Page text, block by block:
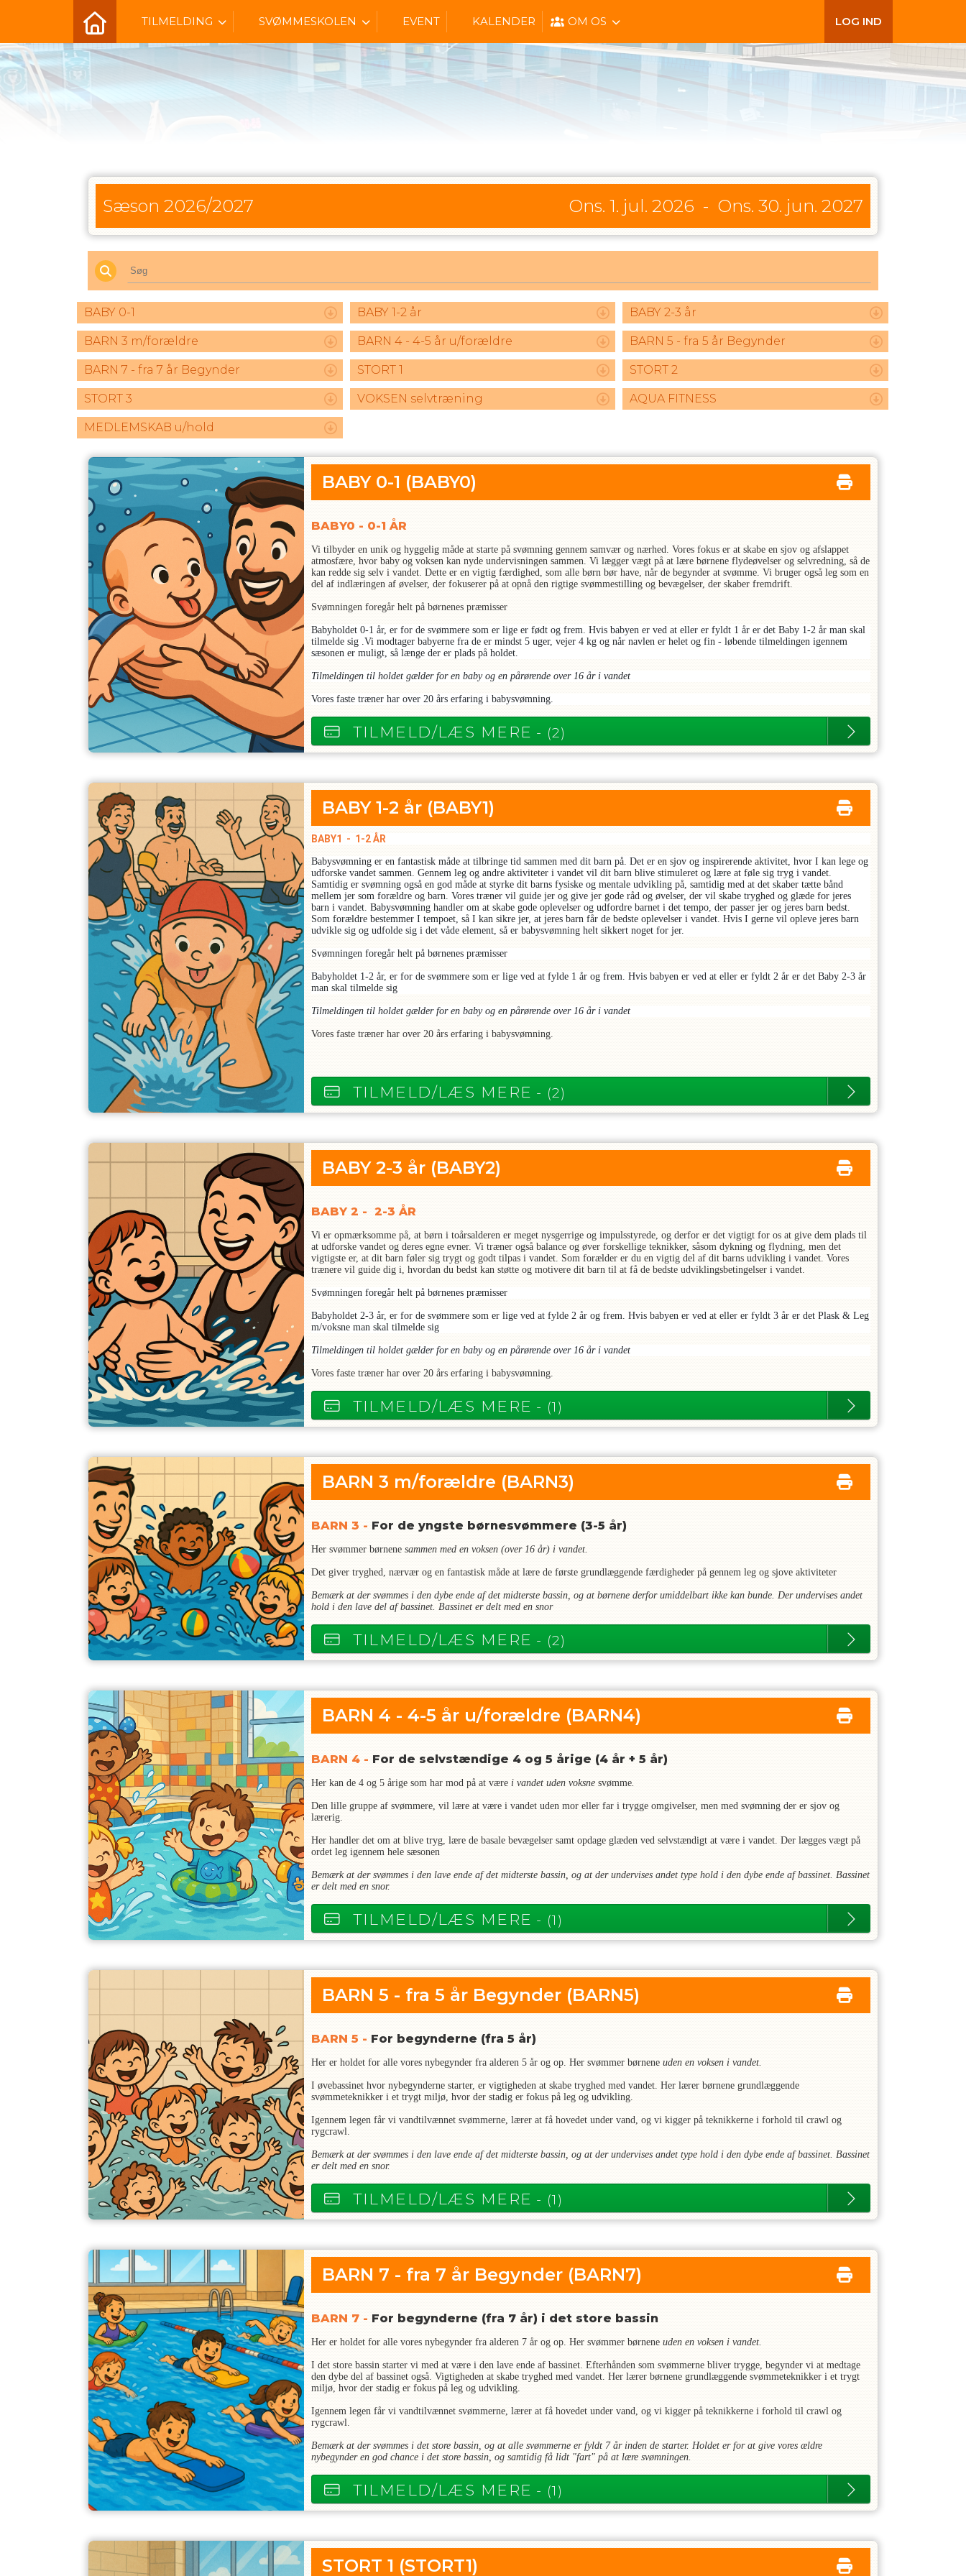
TILMELDING SVØMMESKOLEN EVENT KALENDER OM OS LOG IND
Sæson 2026/2027 Ons. 1. jul. 2026 - Ons. 30. jun. 2027
BABY 0-1 BABY 1-2 år BABY 2-3 år
BARN 3 m/forældre BARN 4 - 4-5 år u/forældre BARN 5 - fra 5 år Begynder
BARN 7 - fra 7 år Begynder STORT 1 STORT 2
STORT 3 VOKSEN selvtræning AQUA FITNESS
MEDLEMSKAB u/hold
BABY 0-1 (BABY0)
BABY0 - 0-1 ÅR
Vi tilbyder en unik og hyggelig måde at starte på svømning gennem samvær og nærhed. Vores fokus er at skabe en sjov og afslappet
atmosfære, hvor baby og voksen kan nyde undervisningen sammen. Vi lægger vægt på at lære børnene flydeøvelser og selvredning, så de
kan redde sig selv i vandet. Dette er en vigtig færdighed, som alle børn bør have, når de begynder at svømme. Vi bruger også leg som en
del af indlæringen af øvelser, der fokuserer på at opnå den rigtige svømmestilling og bevægelser, der skaber fremdrift.
Svømningen foregår helt på børnenes præmisser
Babyholdet 0-1 år, er for de svømmere som er lige er født og frem. Hvis babyen er ved at eller er fyldt 1 år er det Baby 1-2 år man skal
tilmelde sig .Vi modtager babyerne fra de er mindst 5 uger, vejer 4 kg og når navlen er helet og fin - løbende tilmeldingen igennem
sæsonen er muligt, så længe der er plads på holdet.
Tilmeldingen til holdet gælder for en baby og en pårørende over 16 år i vandet
Vores faste træner har over 20 års erfaring i babysvømning.
TILMELD/LÆS MERE - (2)
BABY 1-2 år (BABY1)
BABY1 - 1-2 ÅR
Babysvømning er en fantastisk måde at tilbringe tid sammen med dit barn på. Det er en sjov og inspirerende aktivitet, hvor I kan lege og
udforske vandet sammen. Gennem leg og andre aktiviteter i vandet vil dit barn blive stimuleret og lære at føle sig tryg i vandet.
Samtidig er svømning også en god måde at styrke dit barns fysiske og mentale udvikling på, samtidig med at det skaber tætte bånd
mellem jer som forældre og barn. Vores træner vil guide jer og give jer gode råd og øvelser, der vil skabe tryghed og glæde for jeres
barn i vandet. Babysvømning handler om at skabe gode oplevelser og udfordre barnet i det tempo, der passer jer og jeres barn bedst.
Som forældre bestemmer I tempoet, så I kan sikre jer, at jeres barn får de bedste oplevelser i vandet. Hvis I gerne vil opleve jeres barn
udvikle sig og udfolde sig i det våde element, så er babysvømning helt sikkert noget for jer.
Svømningen foregår helt på børnenes præmisser
Babyholdet 1-2 år, er for de svømmere som er lige ved at fylde 1 år og frem. Hvis babyen er ved at eller er fyldt 2 år er det Baby 2-3 år
man skal tilmelde sig
Tilmeldingen til holdet gælder for en baby og en pårørende over 16 år i vandet
Vores faste træner har over 20 års erfaring i babysvømning.
TILMELD/LÆS MERE - (2)
BABY 2-3 år (BABY2)
BABY 2 - 2-3 ÅR
Vi er opmærksomme på, at børn i toårsalderen er meget nysgerrige og impulsstyrede, og derfor er det vigtigt for os at give dem plads til
at udforske vandet og deres egne evner. Vi træner også balance og øver forskellige teknikker, såsom dykning og flydning, men det
vigtigste er, at dit barn føler sig trygt og godt tilpas i vandet. Som forælder er du en vigtig del af dit barns udvikling i vandet. Vores
trænere vil guide dig i, hvordan du bedst kan støtte og motivere dit barn til at få de bedste udviklingsbetingelser i vandet.
Svømningen foregår helt på børnenes præmisser
Babyholdet 2-3 år, er for de svømmere som er lige ved at fylde 2 år og frem. Hvis babyen er ved at eller er fyldt 3 år er det Plask & Leg
m/voksne man skal tilmelde sig
Tilmeldingen til holdet gælder for en baby og en pårørende over 16 år i vandet
Vores faste træner har over 20 års erfaring i babysvømning.
TILMELD/LÆS MERE - (1)
BARN 3 m/forældre (BARN3)
BARN 3 - For de yngste børnesvømmere (3-5 år)
Her svømmer børnene sammen med en voksen (over 16 år) i vandet.
Det giver tryghed, nærvær og en fantastisk måde at lære de første grundlæggende færdigheder på gennem leg og sjove aktiviteter
Bemærk at der svømmes i den dybe ende af det midterste bassin, og at børnene derfor umiddelbart ikke kan bunde. Der undervises andet
hold i den lave del af bassinet. Bassinet er delt med en snor
TILMELD/LÆS MERE - (2)
BARN 4 - 4-5 år u/forældre (BARN4)
BARN 4 - For de selvstændige 4 og 5 årige (4 år + 5 år)
Her kan de 4 og 5 årige som har mod på at være i vandet uden voksne svømme.
Den lille gruppe af svømmere, vil lære at være i vandet uden mor eller far i trygge omgivelser, men med svømning der er sjov og
lærerig.
Her handler det om at blive tryg, lære de basale bevægelser samt opdage glæden ved selvstændigt at være i vandet. Der lægges vægt på
ordet leg igennem hele sæsonen
Bemærk at der svømmes i den lave ende af det midterste bassin, og at der undervises andet type hold i den dybe ende af bassinet. Bassinet
er delt med en snor.
TILMELD/LÆS MERE - (1)
BARN 5 - fra 5 år Begynder (BARN5)
BARN 5 - For begynderne (fra 5 år)
Her er holdet for alle vores nybegynder fra alderen 5 år og op. Her svømmer børnene uden en voksen i vandet.
I øvebassinet hvor nybegynderne starter, er vigtigheden at skabe tryghed med vandet. Her lærer børnene grundlæggende
svømmeteknikker i et trygt miljø, hvor der stadig er fokus på leg og udvikling.
Igennem legen får vi vandtilvænnet svømmerne, lærer at få hovedet under vand, og vi kigger på teknikkerne i forhold til crawl og
rygcrawl.
Bemærk at der svømmes i den lave ende af det midterste bassin, og at der undervises andet type hold i den dybe ende af bassinet. Bassinet
er delt med en snor.
TILMELD/LÆS MERE - (1)
BARN 7 - fra 7 år Begynder (BARN7)
BARN 7 - For begynderne (fra 7 år) i det store bassin
Her er holdet for alle vores nybegynder fra alderen 7 år og op. Her svømmer børnene uden en voksen i vandet.
I det store bassin starter vi med at være i den lave ende af bassinet. Efterhånden som svømmerne bliver trygge, begynder vi at medtage
den dybe del af bassinet også. Vigtigheden at skabe tryghed med vandet. Her lærer børnene grundlæggende svømmeteknikker i et trygt
miljø, hvor der stadig er fokus på leg og udvikling.
Igennem legen får vi vandtilvænnet svømmerne, lærer at få hovedet under vand, og vi kigger på teknikkerne i forhold til crawl og
rygcrawl.
Bemærk at der svømmes i det store bassin, og at alle svømmerne er fyldt 7 år inden de starter. Holdet er for at give vores ældre
nybegynder en god chance i det store bassin, og samtidig få lidt "fart" på at lære svømningen.
TILMELD/LÆS MERE - (1)
STORT 1 (STORT1)